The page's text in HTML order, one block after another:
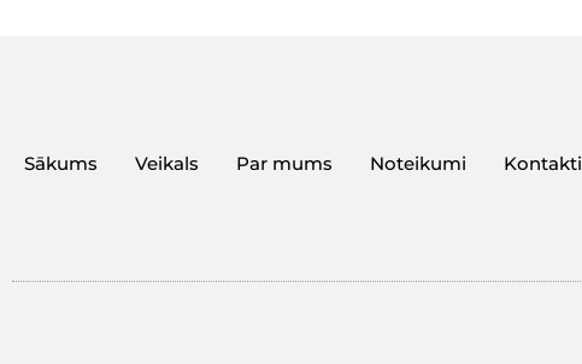
Sākums Veikals Par mums Noteikumi Kontakti